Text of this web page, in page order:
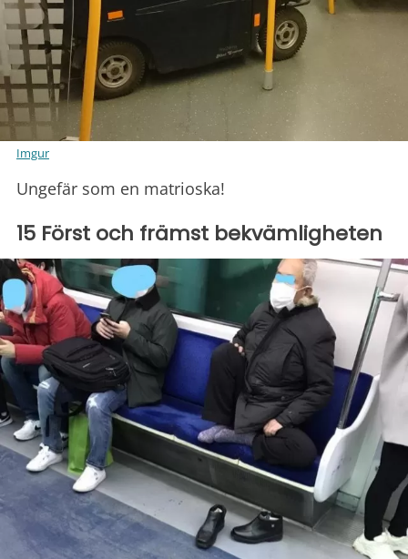
Imgur
Ungefär som en matrioska!
15 Först och främst bekvämligheten